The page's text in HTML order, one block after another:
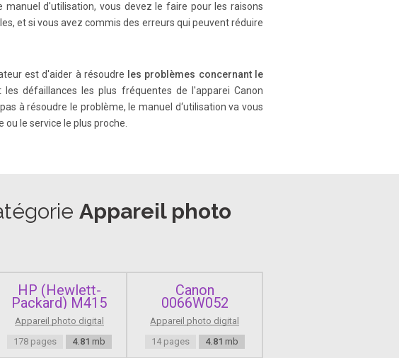
material damage. Preventing Serious Injury or
- Do not use any batteries, power sources, and
internal parts due to the possibility of electrical
shock.
displaying only black or red, etc.
(p.27) Align the red dot. 3 Set the lens focus
you and insert the end with the small holes into the
manuel d'utilisation, vous devez le faire pour les raisons
et si vous avez commis des erreurs qui peuvent réduire
est d'aider à résoudre
les problèmes concernant le
défaillances les plus fréquentes de l'apparei Canon
à résoudre le problème, le manuel d‘utilisation va vous
le service le plus proche.
Appareil photo
HP (Hewlett-
Packard) M415
Appareil photo digital
178 pages
4.81 mb
Canon
0066W052
Appareil photo digital
14 pages
4.81 mb